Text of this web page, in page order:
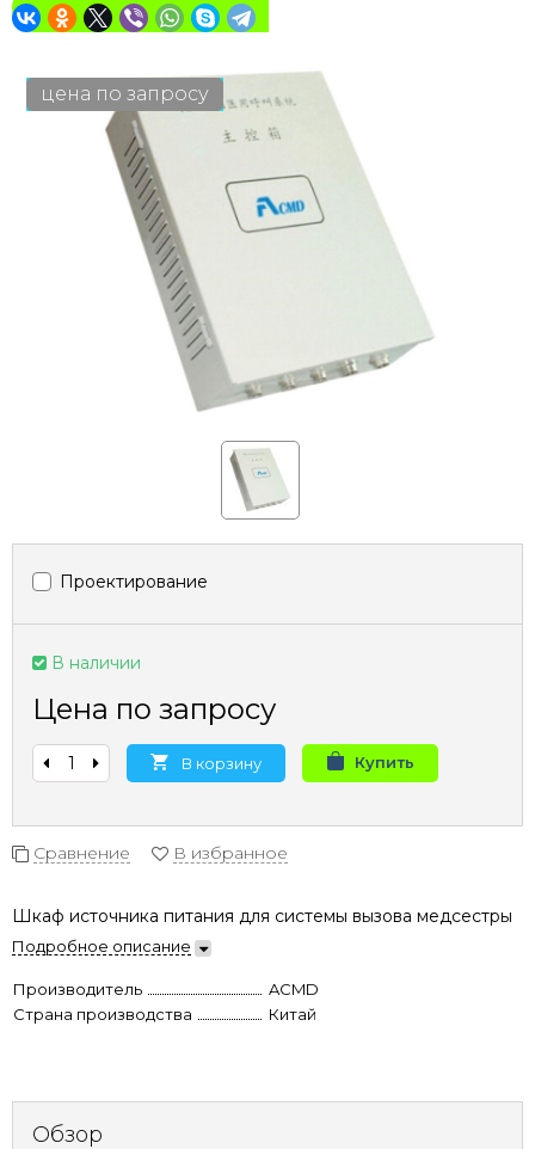
цена по запросу
Проектирование
В наличии
Цена по запросу
В корзину Купить
Сравнение В избранное
Шкаф источника питания для системы вызова медсестры
Подробное описание
Производитель
ACMD
Страна производства
Китай
Обзор